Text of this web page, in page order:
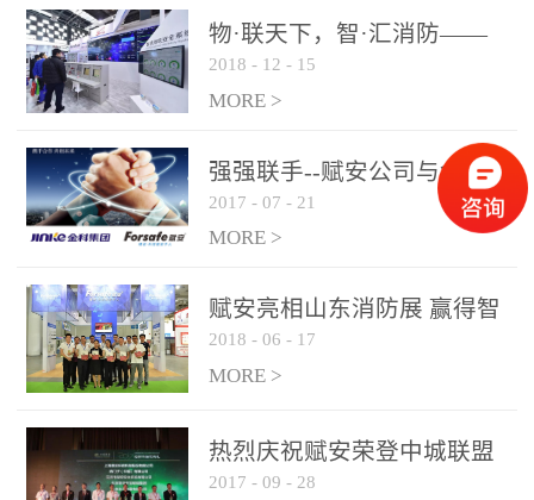
力和闲难，同时也将造成
巨大的经济损失和社会影
响，基至还会造成人员伤
亡。图像型火灾探测器正
是针对这种高大空间建筑
物的消防设施、设备通过
现场图像的实时获取、预
处理和特征提取分析，实
现火焰的跟踪和识别。能
更早的进行预警，达到早
报早防的效果。 系统构
成示意图： 图像型火灾
和监控端两大部分组成。
两者之间通过以太网相
物·联天下，智·汇消防——
赋安F&S 2018上海消防展圆
满落幕
2018 - 12 - 15
MORE >
强强联手--赋安公司与金科
集团达成战略合作协议
2017 - 07 - 21
MORE >
赋安亮相山东消防展 赢得智
慧消防新荣耀
2018 - 06 - 17
MORE >
热烈庆祝赋安荣登中城联盟
联合采购战略合作平台
2017 - 09 - 28